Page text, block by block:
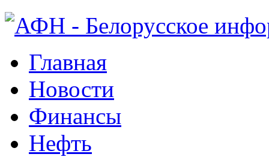
Главная
Новости
Финансы
Нефть